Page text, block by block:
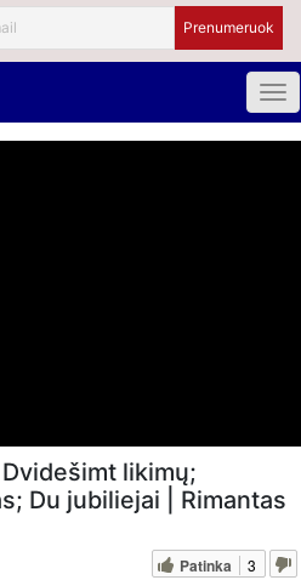
likimų;
Du jubiliejai | Rimantas
Patinka 3